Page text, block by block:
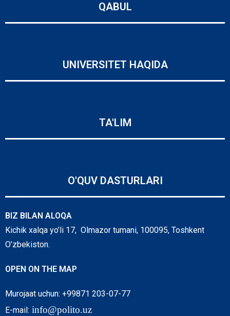
QABUL
UNIVERSITET HAQIDA
TA'LIM
O'QUV DASTURLARI
BIZ BILAN ALOQA
Kichik xalqa yo’li 17, Olmazor tumani, 100095, Toshkent
O’zbekiston.
OPEN ON THE MAP
Murojaat uchun: +99871 203-07-77
E-mail: info@polito.uz